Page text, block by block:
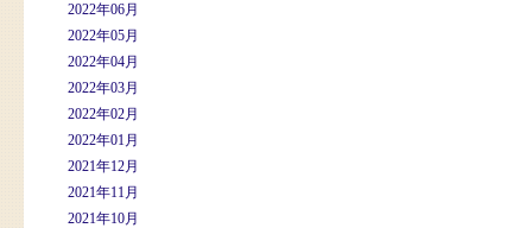
2022年06月
2022年05月
2022年04月
2022年03月
2022年02月
2022年01月
2021年12月
2021年11月
2021年10月